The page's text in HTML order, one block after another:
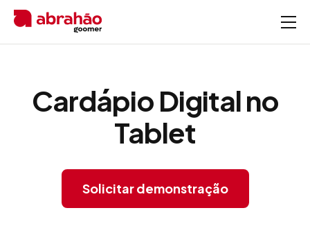
Cardápio Digital no
Tablet
Solicitar demonstração